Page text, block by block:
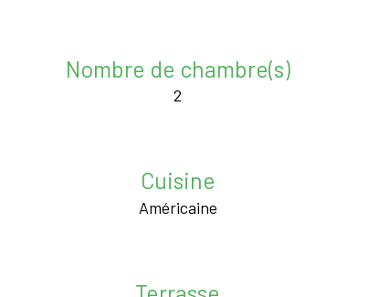
Nombre de chambre(s)
2
Cuisine
Américaine